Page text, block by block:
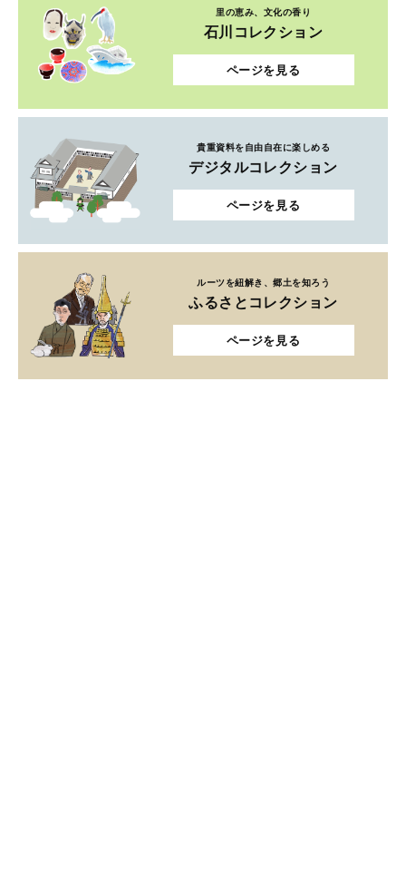
里の恵み、文化の香り
石川コレクション
ページを見る
貴重資料を自由自在に楽しめる
デジタルコレクション
ページを見る
ルーツを紐解き、郷土を知ろう
ふるさとコレクション
ページを見る